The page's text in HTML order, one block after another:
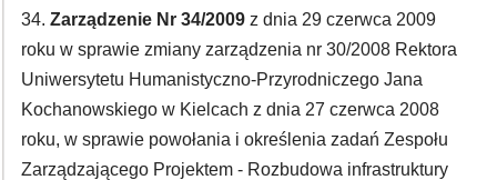
34. Zarządzenie Nr 34/2009 z dnia 29 czerwca 2009
roku w sprawie zmiany zarządzenia nr 30/2008 Rektora
Uniwersytetu Humanistyczno-Przyrodniczego Jana
Kochanowskiego w Kielcach z dnia 27 czerwca 2008
roku, w sprawie powołania i określenia zadań Zespołu
Zarządzającego Projektem - Rozbudowa infrastruktury